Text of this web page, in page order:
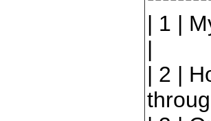
| 1 |
|
| 2 |